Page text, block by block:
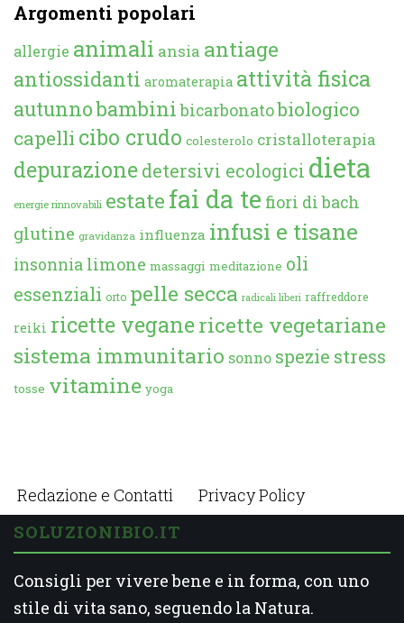
Argomenti popolari
allergie animali ansia antiage
antiossidanti aromaterapia attività fisica
autunnobambini bicarbonatobiologico
capelli cibo crudo colesterolo cristalloterapia
depurazione detersivi ecologici dieta
energie rinnovabili estate fai da te fiori di bach
glutine gravidanza influenza infusi e tisane
insonnia limone massaggi meditazione oli
essenziali orto pelle secca radicali liberi raffreddore
reiki ricette veganericette vegetariane
sistema immunitario sonno spezie stress
tosse vitamine yoga
Redazione e Contatti Privacy Policy
SOLUZIONIBIO.IT
Consigli per vivere bene e in forma, con uno
stile di vita sano, seguendo la Natura.